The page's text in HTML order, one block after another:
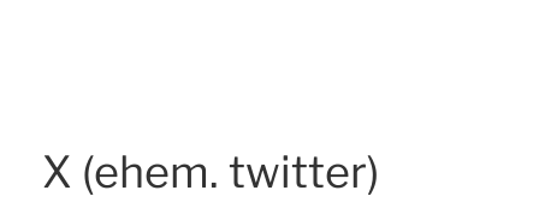
X (ehem. twitter)